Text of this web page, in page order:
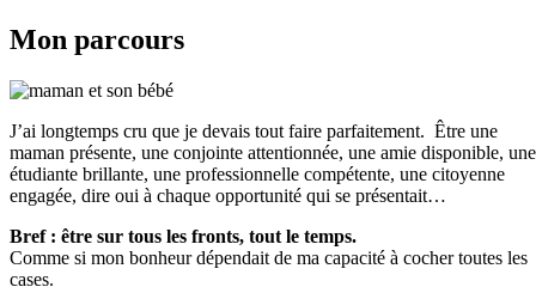
Mon parcours
J’ai longtemps cru que je devais tout faire parfaitement. Être une
maman présente, une conjointe attentionnée, une amie disponible, une
étudiante brillante, une professionnelle compétente, une citoyenne
engagée, dire oui à chaque opportunité qui se présentait…
Bref : être sur tous les fronts, tout le temps.
Comme si mon bonheur dépendait de ma capacité à cocher toutes les
cases.